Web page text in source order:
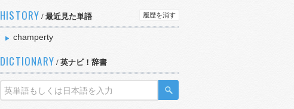
HISTORY / 最近見た単語 履歴を消す
champerty
DICTIONARY / 英ナビ！辞書